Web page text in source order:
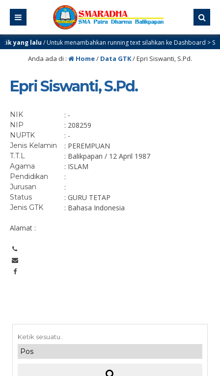
yang lalu/ Untuk menambahkan running text silahkan ke Dashboard >
Anda ada di : Home/ Data GTK/Epri Siswanti, S.Pd.
Epri Siswanti, S.Pd.
NIK : -
NIP : 208259
NUPTK : -
Jenis Kelamin : PEREMPUAN
T.T.L : Balikpapan / 12 April 1987
Agama : ISLAM
Pendidikan :
Jurusan :
Status : GURU TETAP
Jenis GTK : Bahasa Indonesia
Alamat :